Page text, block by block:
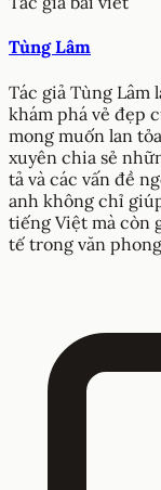
Tùng Lâm
Tác giả Tùng Lâm
khám phá vẻ đẹp
mong muốn lan
xuyên chia sẻ
tả và các vấn đề
anh không chỉ
tiếng Việt mà còn
tế trong văn